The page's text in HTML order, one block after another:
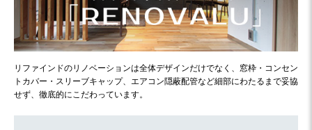
リファインドのリノベーションは全体デザインだけでなく、窓枠・コンセン
トカバー・スリーブキャップ、エアコン隠蔽配管など細部にわたるまで妥協
せず、徹底的にこだわっています。